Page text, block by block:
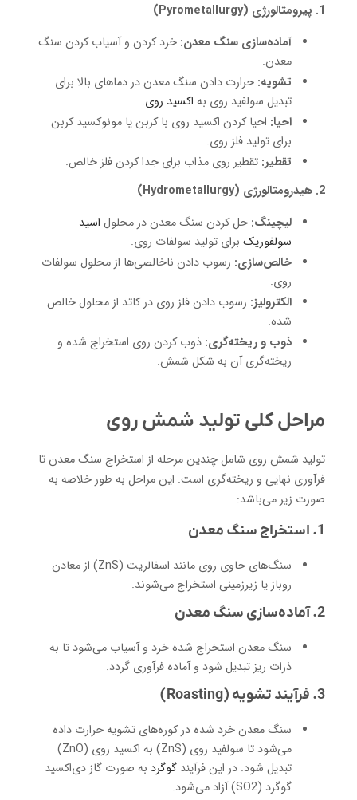
1. پیرومتالورژی (Pyrometallurgy)
آماده‌سازی سنگ معدن: خرد کردن و آسیاب کردن سنگ
معدن.
تشویه: حرارت دادن سنگ معدن در دماهای بالا برای
تبدیل سولفید روی به اکسید روی.
احیا: احیا کردن اکسید روی با کربن یا مونوکسید کربن
برای تولید فلز روی.
تقطیر: تقطیر روی مذاب برای جدا کردن فلز خالص.
2. هیدرومتالورژی (Hydrometallurgy)
لیچینگ: حل کردن سنگ معدن در محلول اسید
سولفوریک برای تولید سولفات روی.
خالص‌سازی: رسوب دادن ناخالصی‌ها از محلول سولفات
روی.
الکترولیز: رسوب دادن فلز روی در کاتد از محلول خالص
شده.
ذوب و ریخته‌گری: ذوب کردن روی استخراج شده و
ریخته‌گری آن به شکل شمش.
مراحل کلی تولید شمش روی
تولید شمش روی شامل چندین مرحله از استخراج سنگ معدن تا
فرآوری نهایی و ریخته‌گری است. این مراحل به طور خلاصه به
صورت زیر می‌باشد:
1. استخراج سنگ معدن
سنگ‌های حاوی روی مانند اسفالریت (ZnS) از معادن
روباز یا زیرزمینی استخراج می‌شوند.
2. آماده‌سازی سنگ معدن
سنگ معدن استخراج شده خرد و آسیاب می‌شود تا به
ذرات ریز تبدیل شود و آماده فرآوری گردد.
3. فرآیند تشویه (Roasting)
سنگ معدن خرد شده در کوره‌های تشویه حرارت داده
می‌شود تا سولفید روی (ZnS) به اکسید روی (ZnO)
تبدیل شود. در این فرآیند گوگرد به صورت گاز دی‌اکسید
گوگرد (SO2) آزاد می‌شود.